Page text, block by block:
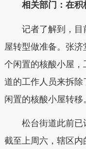
相关部门：在积
记者了解到，目
屋转型做准备。张
个闲置的核酸小屋
道的工作人员来拆
闲置的核酸小屋转移
松台街道此前已计
截至上周六，辖区